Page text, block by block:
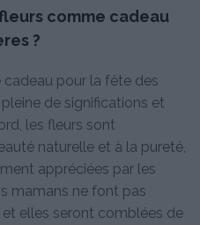
comme cadeau
?
pour la fête des
de significations et
les fleurs sont
naturelle et à la pureté,
appréciées par les
mamans ne font pas
elles seront comblées de